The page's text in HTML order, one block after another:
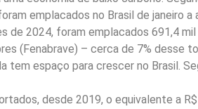
emplacados no Brasil de janeiro a
2024, foram emplacados 691,4
(Fenabrave) – cerca de 7% desse
espaço para crescer no Brasil.
desde 2019, o equivalente a